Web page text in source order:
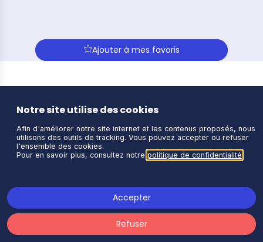
Ajouter à mes favoris
de
Lyon
Notre site utilise des cookies
Afin d'améliorer notre site internet et les contenus proposés, nous
utilisons des outils de tracking. Vous pouvez accepter ou refuser
l'ensemble des cookies.
Pour en savoir plus, consultez notre politique de confidentialité
Accepter
Refuser